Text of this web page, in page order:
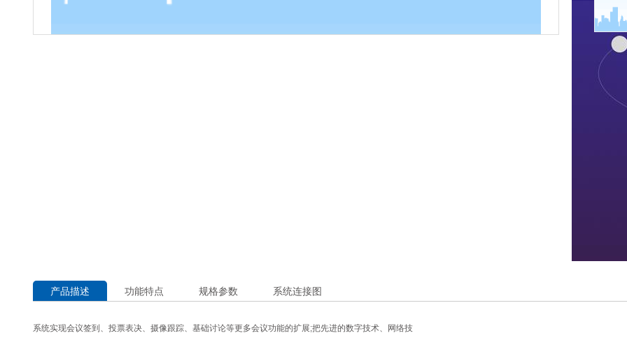
产品描述 功能特点 规格参数 系统连接图
系统实现会议签到、投票表决、摄像跟踪、基础讨论等更多会议功能的扩展;把先进的数字技术、网络技